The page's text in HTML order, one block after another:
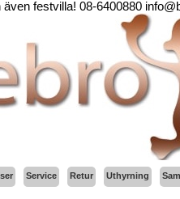
festvilla! 08-6400880
Service Retur Uthyrning